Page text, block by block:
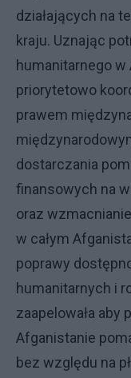
działających na
kraju. Uznając
humanitarnego
priorytetowo
prawem
dostarczania
finansowych na
oraz
w całym
poprawy
humanitarnych i
zaapelowała aby
Afganistanie
bez względu na